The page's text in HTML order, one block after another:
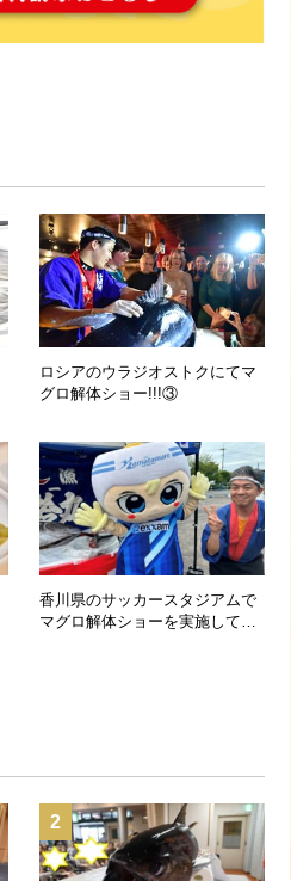
ロシアのウラジオストクにてマ
グロ解体ショー!!!③
香川県のサッカースタジアムで
マグロ解体ショーを実施して参
2